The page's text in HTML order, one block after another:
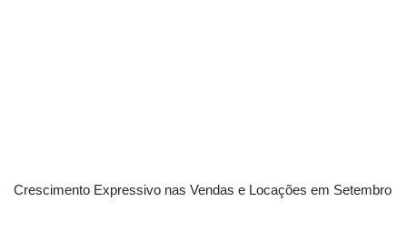
Crescimento Expressivo nas Vendas e Locações em Setembro